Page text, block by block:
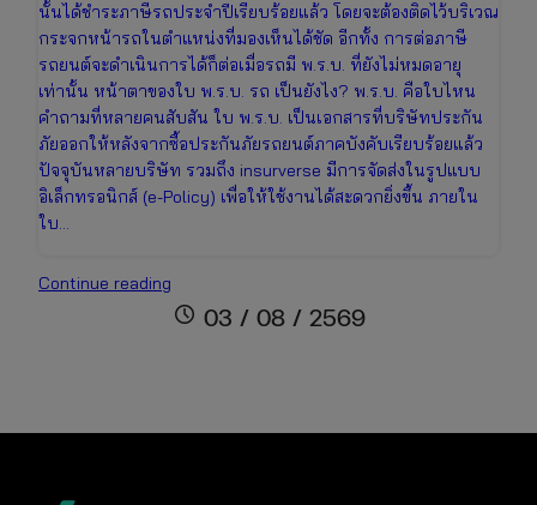
นั้นได้ชำระภาษีรถประจำปีเรียบร้อยแล้ว โดยจะต้องติดไว้บริเวณ
กระจกหน้ารถในตำแหน่งที่มองเห็นได้ชัด อีกทั้ง การต่อภาษี
รถยนต์จะดำเนินการได้ก็ต่อเมื่อรถมี พ.ร.บ. ที่ยังไม่หมดอายุ
เท่านั้น หน้าตาของใบ พ.ร.บ. รถ เป็นยังไง? พ.ร.บ. คือใบไหน
คำถามที่หลายคนสับสัน ใบ พ.ร.บ. เป็นเอกสารที่บริษัทประกัน
ภัยออกให้หลังจากซื้อประกันภัยรถยนต์ภาคบังคับเรียบร้อยแล้ว
ปัจจุบันหลายบริษัท รวมถึง insurverse มีการจัดส่งในรูปแบบ
อิเล็กทรอนิกส์ (e-Policy) เพื่อให้ใช้งานได้สะดวกยิ่งขึ้น ภายใน
ใบ…
Continue reading
พ.ร.บ.
แบบ
schedule 03 / 08 / 2569